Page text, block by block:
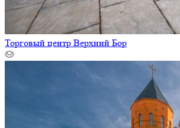
Торговый центр Верхний Бор